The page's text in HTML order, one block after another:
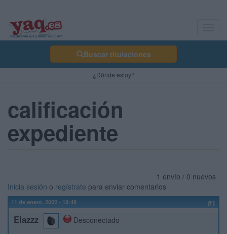
Buscar titulaciones
¿Dónde estoy?
calificación
expediente
1 envío / 0 nuevos
Inicia sesión o regístrate para enviar comentarios
11 de enero, 2022 - 18:48 #1
Elazzz
Desconectado